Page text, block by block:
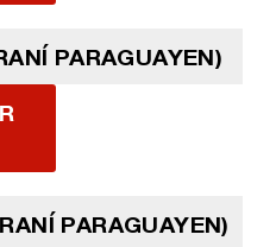
PARAGUAYEN)
PARAGUAYEN)